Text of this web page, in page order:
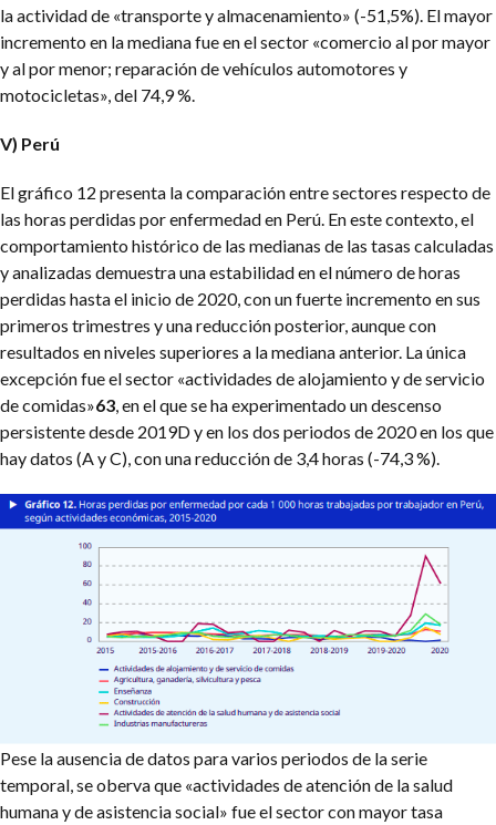
la actividad de «transporte y almacenamiento» (-51,5%). El mayor
incremento en la mediana fue en el sector «comercio al por mayor
y al por menor; reparación de vehículos automotores y
motocicletas», del 74,9 %.
V) Perú
El gráfico 12 presenta la comparación entre sectores respecto de
las horas perdidas por enfermedad en Perú. En este contexto, el
comportamiento histórico de las medianas de las tasas calculadas
y analizadas demuestra una estabilidad en el número de horas
perdidas hasta el inicio de 2020, con un fuerte incremento en sus
primeros trimestres y una reducción posterior, aunque con
resultados en niveles superiores a la mediana anterior. La única
excepción fue el sector «actividades de alojamiento y de servicio
de comidas»63 , en el que se ha experimentado un descenso
persistente desde 2019D y en los dos periodos de 2020 en los que
hay datos (A y C), con una reducción de 3,4 horas (-74,3 %).
Pese la ausencia de datos para varios periodos de la serie
temporal, se oberva que «actividades de atención de la salud
humana y de asistencia social» fue el sector con mayor tasa